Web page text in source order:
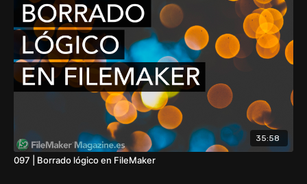
35:58
097 | Borrado lógico en FileMaker